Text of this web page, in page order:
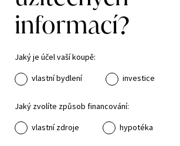
informací?
Jaký je účel vaší koupě:
vlastní bydlení
investice
Jaký zvolíte způsob financování:
vlastní zdroje
hypotéka